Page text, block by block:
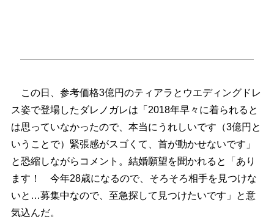
この日、参考価格3億円のティアラとウエディングドレ
ス姿で登場したダレノガレは「2018年早々に着られると
は思っていなかったので、本当にうれしいです（3億円と
いうことで）緊張感がスゴくて、首が動かせないです」
と恐縮しながらコメント。結婚願望を聞かれると「あり
ます！ 今年28歳になるので、そろそろ相手を見つけな
いと…募集中なので、至急探して見つけたいです」と意
気込んだ。